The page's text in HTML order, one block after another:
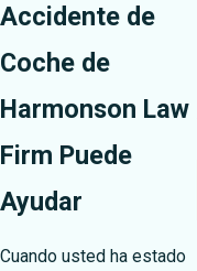
Accidente de
Coche de
Harmonson Law
Firm Puede
Ayudar
Cuando usted ha estado